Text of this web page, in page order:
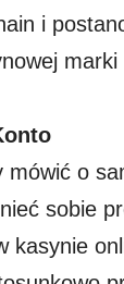
i
marki
mówić o
sobie
kasynie